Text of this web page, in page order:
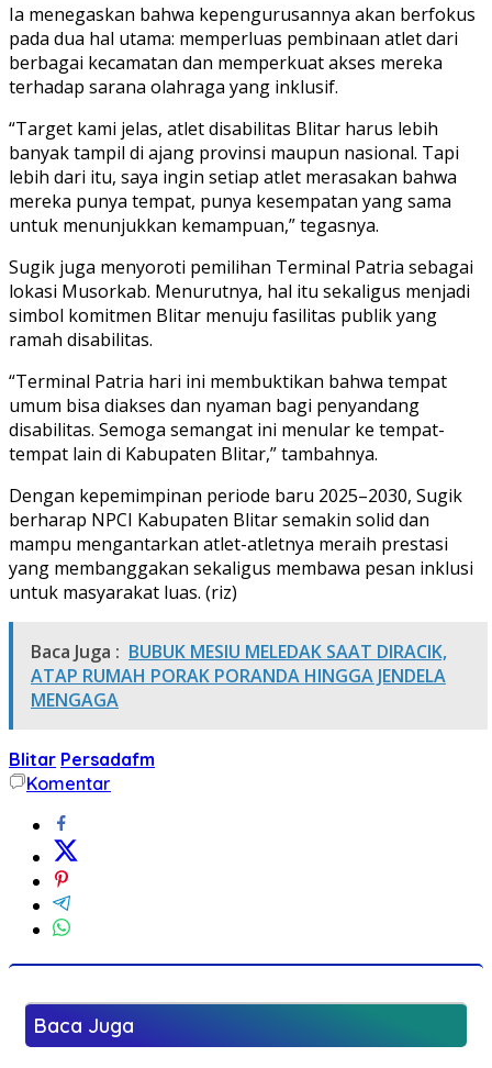
Ia menegaskan bahwa kepengurusannya akan berfokus
pada dua hal utama: memperluas pembinaan atlet dari
berbagai kecamatan dan memperkuat akses mereka
terhadap sarana olahraga yang inklusif.
“Target kami jelas, atlet disabilitas Blitar harus lebih
banyak tampil di ajang provinsi maupun nasional. Tapi
lebih dari itu, saya ingin setiap atlet merasakan bahwa
mereka punya tempat, punya kesempatan yang sama
untuk menunjukkan kemampuan,” tegasnya.
Sugik juga menyoroti pemilihan Terminal Patria sebagai
lokasi Musorkab. Menurutnya, hal itu sekaligus menjadi
simbol komitmen Blitar menuju fasilitas publik yang
ramah disabilitas.
“Terminal Patria hari ini membuktikan bahwa tempat
umum bisa diakses dan nyaman bagi penyandang
disabilitas. Semoga semangat ini menular ke tempat-
tempat lain di Kabupaten Blitar,” tambahnya.
Dengan kepemimpinan periode baru 2025–2030, Sugik
berharap NPCI Kabupaten Blitar semakin solid dan
mampu mengantarkan atlet-atletnya meraih prestasi
yang membanggakan sekaligus membawa pesan inklusi
untuk masyarakat luas. (riz)
Baca Juga : BUBUK MESIU MELEDAK SAAT DIRACIK,
ATAP RUMAH PORAK PORANDA HINGGA JENDELA
MENGAGA
Blitar Persadafm
Komentar
Baca Juga